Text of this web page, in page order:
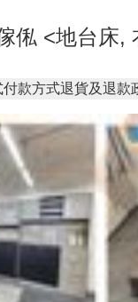
俬 <地台床,
付款方式退貨及退款